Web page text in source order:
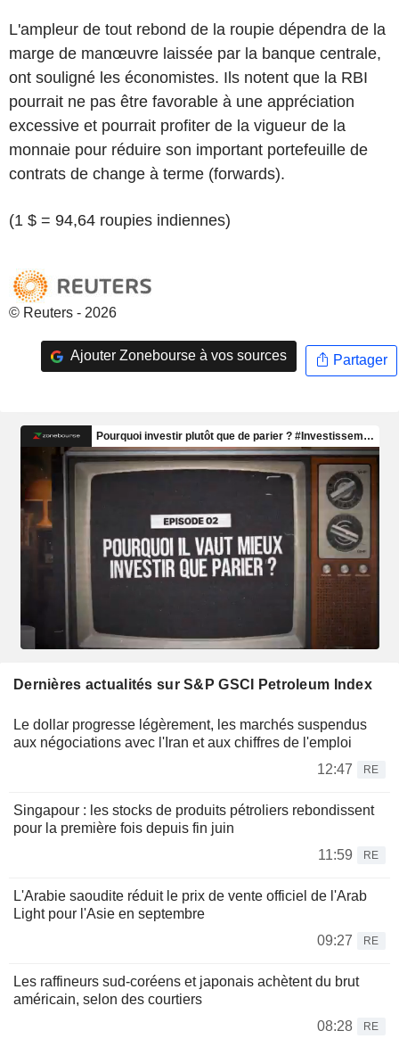
L'ampleur de tout rebond de la roupie dépendra de la
marge de manœuvre laissée par la banque centrale,
ont souligné les économistes. Ils notent que la RBI
pourrait ne pas être favorable à une appréciation
excessive et pourrait profiter de la vigueur de la
monnaie pour réduire son important portefeuille de
contrats de change à terme (forwards).
(1 $ = 94,64 roupies indiennes)
© Reuters - 2026
Ajouter Zonebourse à vos sources Partager
Dernières actualités sur S&P GSCI Petroleum Index
Le dollar progresse légèrement, les marchés suspendus
aux négociations avec l'Iran et aux chiffres de l'emploi
12:47
RE
Singapour : les stocks de produits pétroliers rebondissent
pour la première fois depuis fin juin
11:59
RE
L'Arabie saoudite réduit le prix de vente officiel de l'Arab
Light pour l'Asie en septembre
09:27
RE
Les raffineurs sud-coréens et japonais achètent du brut
américain, selon des courtiers
08:28
RE